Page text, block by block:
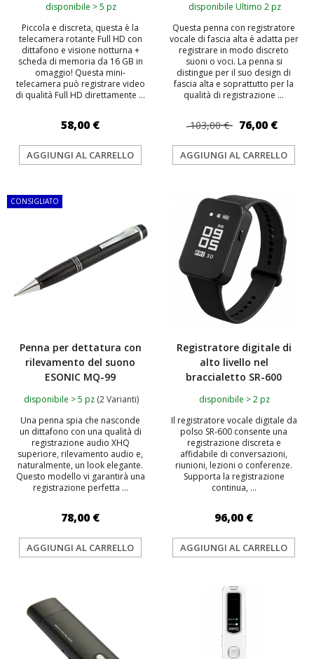
disponibile > 5 pz
Piccola e discreta, questa è la
telecamera rotante Full HD con
dittafono e visione notturna +
scheda di memoria da 16 GB in
omaggio! Questa mini-
telecamera può registrare video
di qualità Full HD direttamente ...
58,00 €
AGGIUNGI AL CARRELLO
disponibile Ultimo 2 pz
Questa penna con registratore
vocale di fascia alta è adatta per
registrare in modo discreto
suoni o voci. La penna si
distingue per il suo design di
fascia alta e soprattutto per la
qualità di registrazione ...
103,00 € 76,00 €
AGGIUNGI AL CARRELLO
CONSIGLIATO
Penna per dettatura con
rilevamento del suono
ESONIC MQ-99
disponibile > 5 pz (2 Varianti)
Una penna spia che nasconde
un dittafono con una qualità di
registrazione audio XHQ
superiore, rilevamento audio e,
naturalmente, un look elegante.
Questo modello vi garantirà una
registrazione perfetta ...
78,00 €
AGGIUNGI AL CARRELLO
Registratore digitale di
alto livello nel
braccialetto SR-600
disponibile > 2 pz
Il registratore vocale digitale da
polso SR-600 consente una
registrazione discreta e
affidabile di conversazioni,
riunioni, lezioni o conferenze.
Supporta la registrazione
continua, ...
96,00 €
AGGIUNGI AL CARRELLO